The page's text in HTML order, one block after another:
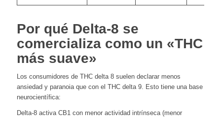
Por qué Delta-8 se
comercializa como un «THC
más suave»
Los consumidores de THC delta 8 suelen declarar menos
ansiedad y paranoia que con el THC delta 9. Esto tiene una base
neurocientífica:
Delta-8 activa CB1 con menor actividad intrínseca (menor